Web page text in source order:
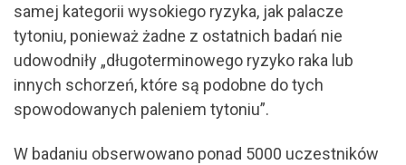
samej kategorii wysokiego ryzyka, jak palacze
tytoniu, ponieważ żadne z ostatnich badań nie
udowodniły „długoterminowego ryzyko raka lub
innych schorzeń, które są podobne do tych
spowodowanych paleniem tytoniu”.
W badaniu obserwowano ponad 5000 uczestników